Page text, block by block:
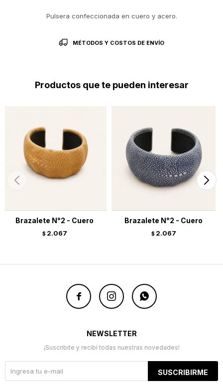
Pulsera confeccionada en cuero y acero.
MÉTODOS Y COSTOS DE ENVÍO
Productos que te pueden interesar
Brazalete N°2 - Cuero
$ 2.067
Brazalete N°2 - Cuero
$ 2.067
  
NEWSLETTER
¡Suscribite y recibí todas nuestras novedades!
SUSCRIBIRME